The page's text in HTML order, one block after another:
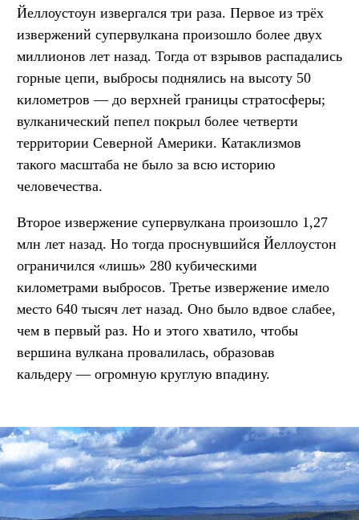
Йеллоустоун извергался три раза. Первое из трёх
извержений супервулкана произошло более двух
миллионов лет назад. Тогда от взрывов распадались
горные цепи, выбросы поднялись на высоту 50
километров — до верхней границы стратосферы;
вулканический пепел покрыл более четверти
территории Северной Америки. Катаклизмов
такого масштаба не было за всю историю
человечества.
Второе извержение супервулкана произошло 1,27
млн лет назад. Но тогда проснувшийся Йеллоустон
ограничился «лишь» 280 кубическими
километрами выбросов. Третье извержение имело
место 640 тысяч лет назад. Оно было вдвое слабее,
чем в первый раз. Но и этого хватило, чтобы
вершина вулкана провалилась, образовав
кальдеру — огромную круглую впадину.